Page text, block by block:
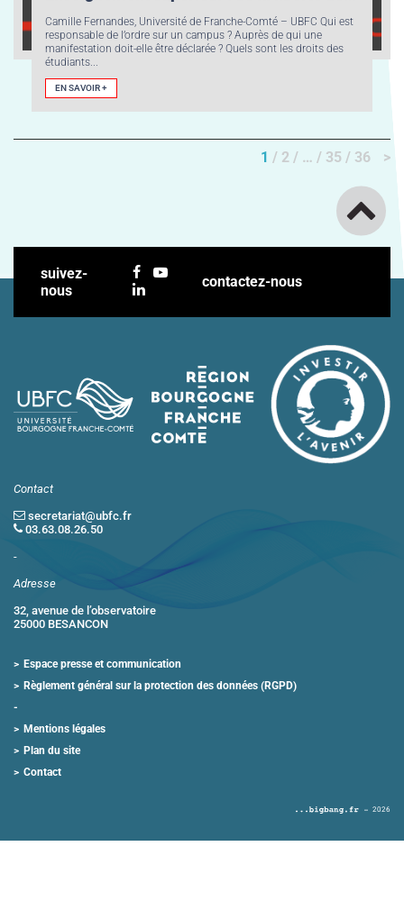
Camille Fernandes, Université de Franche-Comté – UBFC Qui est
responsable de l’ordre sur un campus ? Auprès de qui une
manifestation doit-elle être déclarée ? Quels sont les droits des
étudiants...
EN SAVOIR +
1 2 … 35 36 >
suivez-
nous
contactez-nous
Contact
secretariat@ubfc.fr
03.63.08.26.50
-
Adresse
32, avenue de l’observatoire
25000 BESANCON
Espace presse et communication
Règlement général sur la protection des données (RGPD)
Mentions légales
Plan du site
Contact
2026